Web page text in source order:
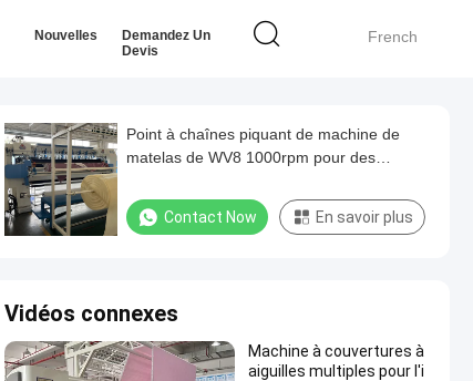
French
Nouvelles
Demandez Un
Devis
Point à chaînes piquant de machine de
matelas de WV8 1000rpm pour des
ZOLYTECH
Contact Now En savoir plus
Vidéos connexes
Machine à couvertures à
aiguilles multiples pour l'i